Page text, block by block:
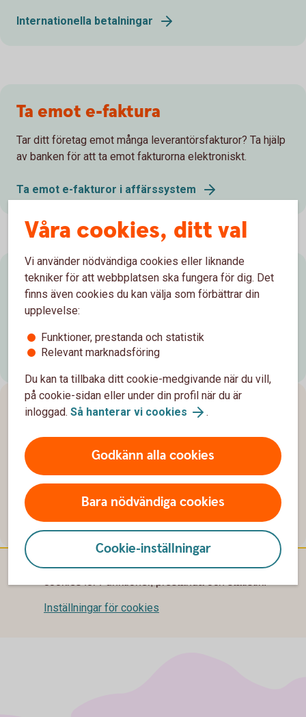
Internationella betalningar
Ta emot e-faktura
Tar ditt företag emot många leverantörsfakturor? Ta hjälp
av banken för att ta emot fakturorna elektroniskt.
Ta emot e-fakturor i affärssystem
Vårt erbjudande för ISO20022
Vi erbjuder möjlighet att ta emot betalningsuppdrag och
ISO20022
Vanliga frågor och svar - internetbanken
Få svar på dina frågor om beloppsgränser, lönelista,
elektronisk faktura och mycket mer som gäller
internetbanken för företag.
Frågor och svar om internetbanken för företag
För att se detta innehåll behöver du först godkänna
Inställningar för cookies
Våra cookies, ditt val
Vi använder nödvändiga cookies eller liknande
tekniker för att webbplatsen ska fungera för dig. Det
finns även cookies du kan välja som förbättrar din
upplevelse:
Funktioner, prestanda och statistik
Relevant marknadsföring
Du kan ta tillbaka ditt cookie-medgivande när du vill,
på cookie-sidan eller under din profil när du är
inloggad. Så hanterar vi cookies .
Godkänn alla cookies
Bara nödvändiga cookies
Cookie-inställningar